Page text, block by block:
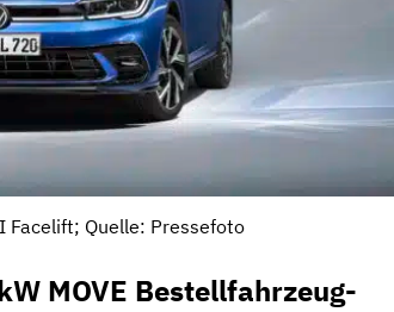
Facelift; Quelle: Pressefoto
MOVE Bestellfahrzeug-